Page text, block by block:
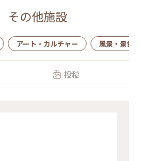
その他施設
アート・カルチャー 風景・景色
投稿